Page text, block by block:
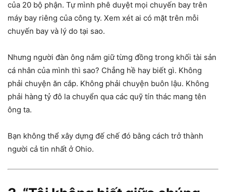
của 20 bộ phận. Tự mình phê duyệt mọi chuyến bay trên
máy bay riêng của công ty. Xem xét ai có mặt trên mỗi
chuyến bay và lý do tại sao.
Nhưng người đàn ông nắm giữ từng đồng trong khối tài sản
cá nhân của mình thì sao? Chẳng hề hay biết gì. Không
phải chuyện ăn cắp. Không phải chuyện buôn lậu. Không
phải hàng tỷ đô la chuyển qua các quỹ tín thác mang tên
ông ta.
Bạn không thể xây dựng đế chế đó bằng cách trở thành
người cả tin nhất ở Ohio.